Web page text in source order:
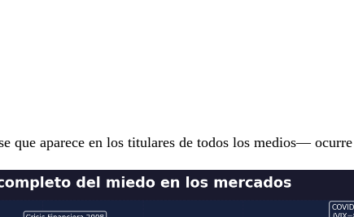
aparece en los titulares de todos los medios—